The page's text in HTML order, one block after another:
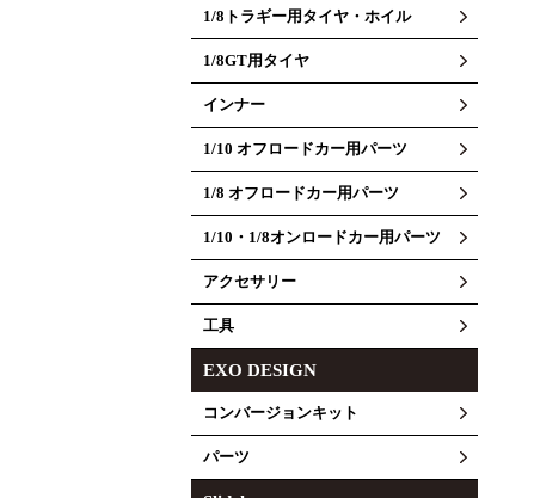
1/8トラギー用タイヤ・ホイル
1/8GT用タイヤ
インナー
1/10 オフロードカー用パーツ
1/8 オフロードカー用パーツ
1/10・1/8オンロードカー用パーツ
アクセサリー
工具
EXO DESIGN
コンバージョンキット
パーツ